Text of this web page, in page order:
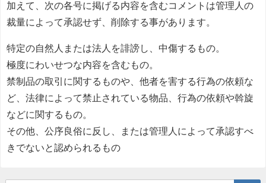
加えて、次の各号に掲げる内容を含むコメントは管理人の
裁量によって承認せず、削除する事があります。
特定の自然人または法人を誹謗し、中傷するもの。
極度にわいせつな内容を含むもの。
禁制品の取引に関するものや、他者を害する行為の依頼な
ど、法律によって禁止されている物品、行為の依頼や斡旋
などに関するもの。
その他、公序良俗に反し、または管理人によって承認すべ
きでないと認められるもの